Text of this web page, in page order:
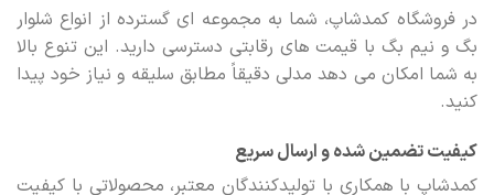
در فروشگاه کمدشاپ، شما به مجموعه ای گسترده از انواع شلوار
بگ و نیم بگ با قیمت های رقابتی دسترسی دارید. این تنوع بالا
به شما امکان می دهد مدلی دقیقاً مطابق سلیقه و نیاز خود پیدا
کنید.
کیفیت تضمین شده و ارسال سریع
کمدشاپ با همکاری با تولیدکنندگان معتبر، محصولاتی با کیفیت